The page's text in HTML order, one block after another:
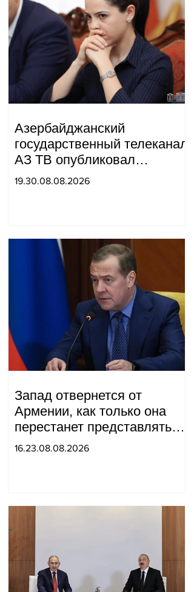
Азербайджанский
государственный телеканал
АЗ ТВ опубликовал
репортаж, в котором Сюник
19.30.08.08.2026
Запад отвернется от
Армении, как только она
перестанет представлять
для него интерес как
16.23.08.08.2026